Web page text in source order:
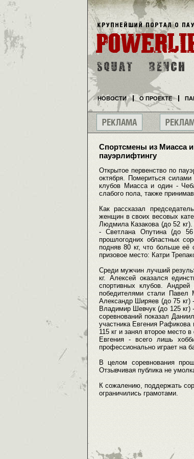
Спортсмены из Миасса
пауэрлифтингу
Открытое первенство по
октября. Помериться
клубов Миасса и один -
слабого пола, также
Как рассказал
женщин в своих весовых
Людмила Казакова (до 52 кг).
- Светлана Опутина (до
прошлогодних областных
подняв 80 кг, что больше её
призовое место: Катри
Среди мужчин лучший
кг. Алексей оказался
спортивных клубов.
победителями стали
Александр Ширяев (до 75 кг)
Владимир Шевчук (до 125 кг)
соревнований показал
участника Евгения
115 кг и занял второе место
Евгения - всего лишь
профессионально играет на
В целом соревнования
Отзывчивая публика не
К сожалению, поддержать
ограничились грамотами.
НОВОСТИ О ПРОЕКТЕ